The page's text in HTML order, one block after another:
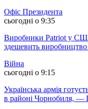
Офіс Президента
сьогодні о 9:35
Виробники Patriot у США
здешевить
Війна
сьогодні о 9:15
Українська армія
в районі Чорнобиля, —